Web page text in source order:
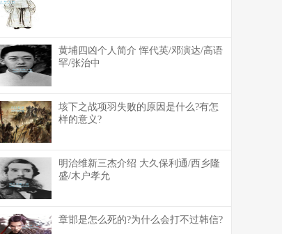
黄埔四凶个人简介 恽代英/邓演达/高语
罕/张治中
垓下之战项羽失败的原因是什么?有怎
样的意义?
明治维新三杰介绍 大久保利通/西乡隆
盛/木户孝允
章邯是怎么死的?为什么会打不过韩信?